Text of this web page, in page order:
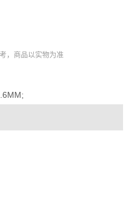
，商品以实物为准